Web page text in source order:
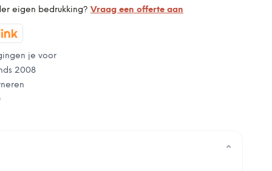
eigen bedrukking? Vraag een offerte aan
je voor
2008
⌄